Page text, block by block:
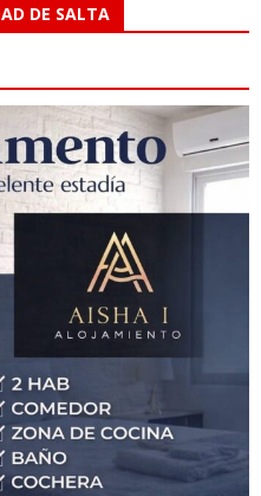
DE SALTA